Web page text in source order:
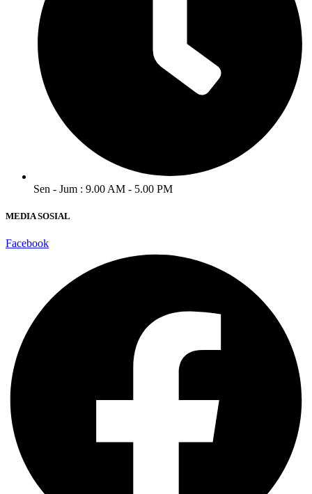
Sen - Jum : 9.00 AM - 5.00 PM
MEDIA SOSIAL
Facebook